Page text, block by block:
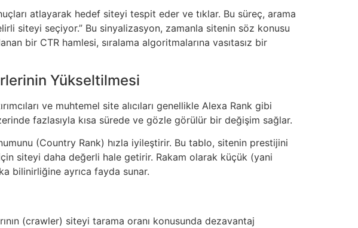
atlayarak hedef siteyi tespit eder ve tıklar. Bu süreç, arama
siteyi seçiyor.” Bu sinyalizasyon, zamanla sitenin söz konusu
bir CTR hamlesi, sıralama algoritmalarına vasıtasız bir
Yükseltilmesi
ve muhtemel site alıcıları genellikle Alexa Rank gibi
fazlasıyla kısa sürede ve gözle görülür bir değişim sağlar.
(Country Rank) hızla iyileştirir. Bu tablo, sitenin prestijini
siteyi daha değerli hale getirir. Rakam olarak küçük (yani
bilinirliğine ayrıca fayda sunar.
(crawler) siteyi tarama oranı konusunda dezavantaj